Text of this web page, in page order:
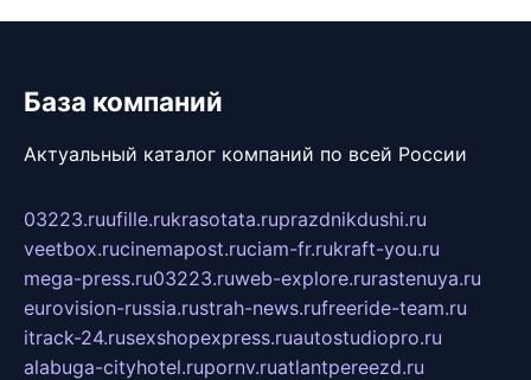
База компаний
Актуальный каталог компаний по всей России
03223.ruufille.rukrasotata.ruprazdnikdushi.ru
veetbox.rucinemapost.ruciam-fr.rukraft-you.ru
mega-press.ru03223.ruweb-explore.rurastenuya.ru
eurovision-russia.rustrah-news.rufreeride-team.ru
itrack-24.rusexshopexpress.ruautostudiopro.ru
alabuga-cityhotel.rupornv.ruatlantpereezd.ru